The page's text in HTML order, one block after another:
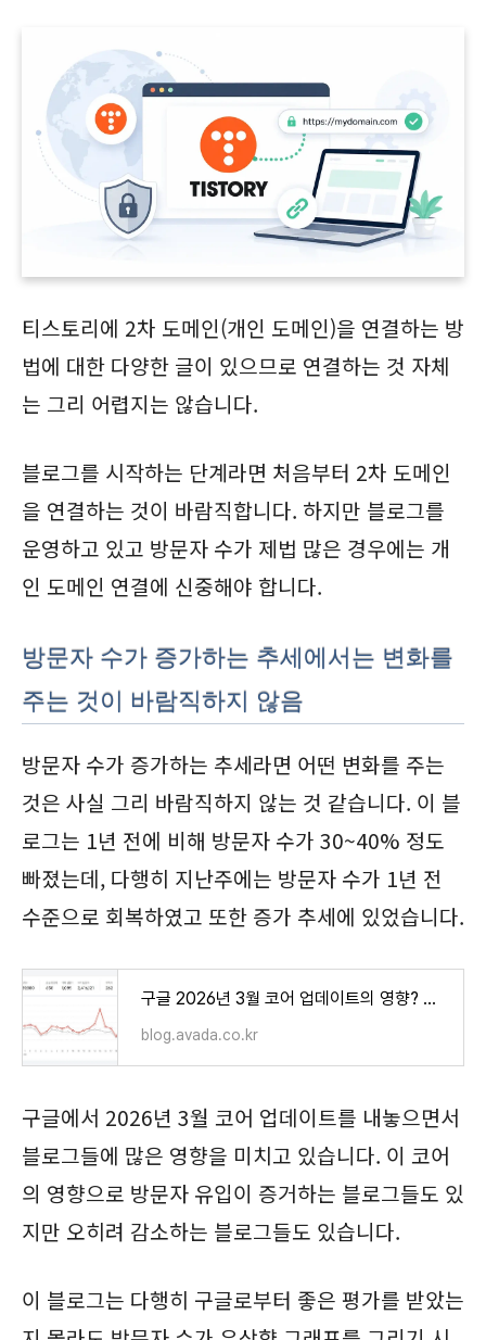
티스토리에 2차 도메인(개인 도메인)을 연결하는 방
법에 대한 다양한 글이 있으므로 연결하는 것 자체
는 그리 어렵지는 않습니다.
블로그를 시작하는 단계라면 처음부터 2차 도메인
을 연결하는 것이 바람직합니다. 하지만 블로그를
운영하고 있고 방문자 수가 제법 많은 경우에는 개
인 도메인 연결에 신중해야 합니다.
방문자 수가 증가하는 추세에서는 변화를
주는 것이 바람직하지 않음
방문자 수가 증가하는 추세라면 어떤 변화를 주는
것은 사실 그리 바람직하지 않는 것 같습니다. 이 블
로그는 1년 전에 비해 방문자 수가 30~40% 정도
빠졌는데, 다행히 지난주에는 방문자 수가 1년 전
수준으로 회복하였고 또한 증가 추세에 있었습니다.
구글 2026년 3월 코어 업데이트의 영향? 티스토리 방문자 일시적으로 회복
blog.avada.co.kr
구글에서 2026년 3월 코어 업데이트를 내놓으면서
블로그들에 많은 영향을 미치고 있습니다. 이 코어
의 영향으로 방문자 유입이 증거하는 블로그들도 있
지만 오히려 감소하는 블로그들도 있습니다.
이 블로그는 다행히 구글로부터 좋은 평가를 받았는